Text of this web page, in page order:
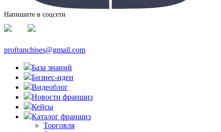
Напишите в соцсети
profranchises@gmail.com
База знаний
Бизнес-идеи
Видеоблог
Новости франшиз
Кейсы
Каталог франшиз
Торговля